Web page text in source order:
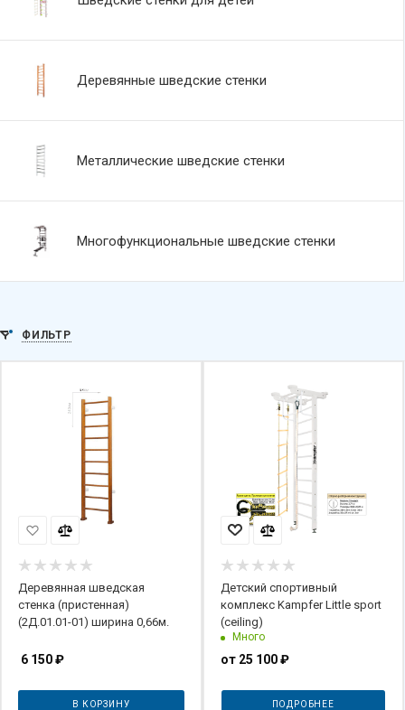
Деревянные шведские стенки
Металлические шведские стенки
Многофункциональные шведские стенки
ФИЛЬТР
Деревянная шведская
стенка (пристенная)
(2Д.01.01-01) ширина 0,66м.
6 150₽
В КОРЗИНУ
Детский спортивный
комплекс Kampfer Little sport
(ceiling)
Много
от 25 100 ₽
ПОДРОБНЕЕ